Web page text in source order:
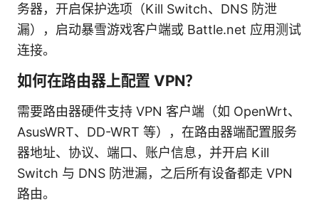
务器，开启保护选项（Kill Switch、DNS 防泄
漏），启动暴雪游戏客户端或 Battle.net 应用测试
连接。
如何在路由器上配置 VPN？
需要路由器硬件支持 VPN 客户端（如 OpenWrt、
AsusWRT、DD-WRT 等），在路由器端配置服务
器地址、协议、端口、账户信息，并开启 Kill
Switch 与 DNS 防泄漏，之后所有设备都走 VPN
路由。